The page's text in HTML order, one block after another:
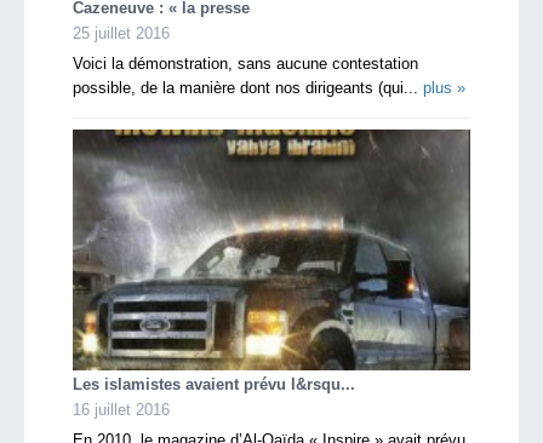
Cazeneuve : « la presse
25 juillet 2016
Voici la démonstration, sans aucune contestation
possible, de la manière dont nos dirigeants (qui... plus »
Les islamistes avaient prévu l&rsqu...
16 juillet 2016
En 2010, le magazine d’Al-Qaïda « Inspire » avait prévu,